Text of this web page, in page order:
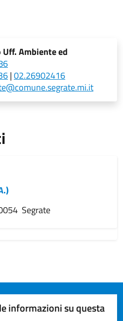
Ambiente ed
|02.26902416
Segrate
informazioni su questa